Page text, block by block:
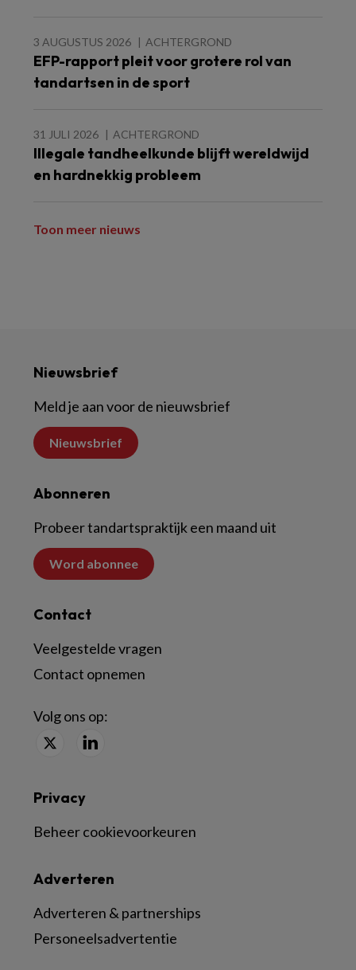
3 AUGUSTUS 2026 ACHTERGROND
EFP-rapport pleit voor grotere rol van
tandartsen in de sport
31 JULI 2026 ACHTERGROND
Illegale tandheelkunde blijft wereldwijd
en hardnekkig probleem
Toon meer nieuws
Nieuwsbrief
Meld je aan voor de nieuwsbrief
Nieuwsbrief
Abonneren
Probeer tandartspraktijk een maand uit
Word abonnee
Contact
Veelgestelde vragen
Contact opnemen
Volg ons op:
Adverteren
Adverteren & partnerships
Personeelsadvertentie
Privacy
Beheer cookievoorkeuren